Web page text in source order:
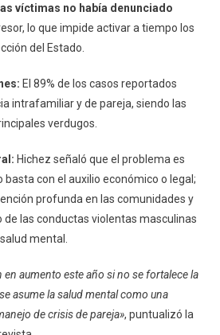
víctimas no había denunciado
lo que impide activar a tiempo los
del Estado.
El 89% de los casos reportados
intrafamiliar y de pareja, siendo las
verdugos.
Hichez señaló que el problema es
con el auxilio económico o legal;
profunda en las comunidades y
las conductas violentas masculinas
mental.
aumento este año si no se fortalece la
asume la salud mental como una
de crisis de pareja», puntualizó la